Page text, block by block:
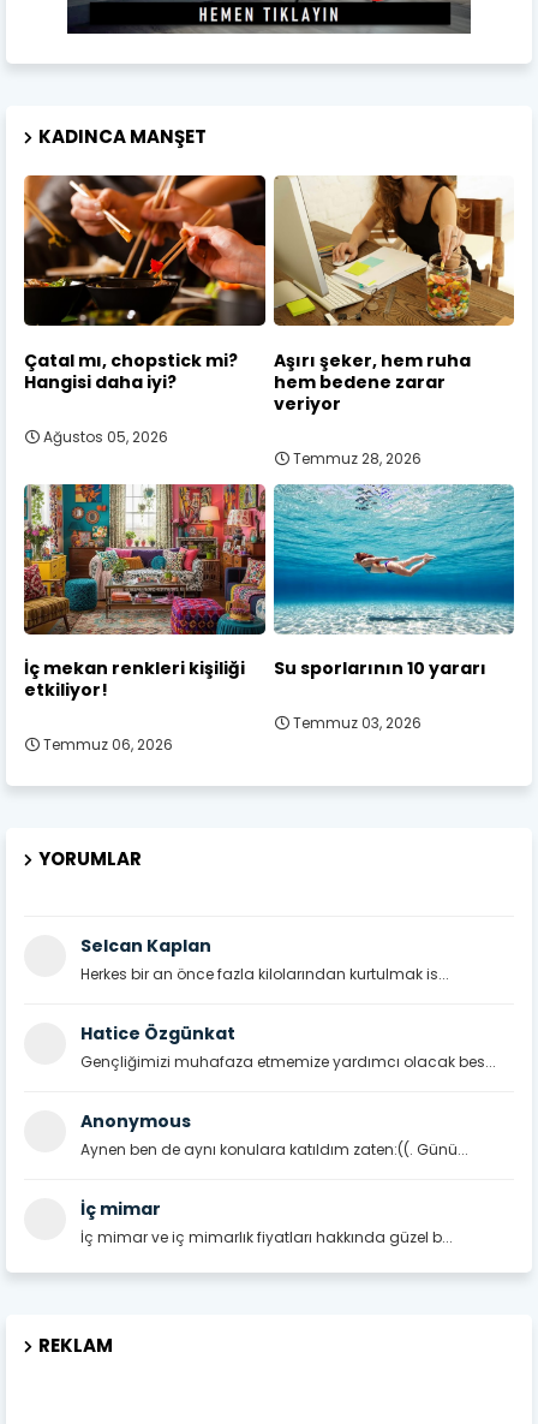
KADINCA MANŞET
Çatal mı, chopstick mi?
Hangisi daha iyi?
Ağustos 05, 2026
Aşırı şeker, hem ruha
hem bedene zarar
veriyor
Temmuz 28, 2026
İç mekan renkleri kişiliği
etkiliyor!
Temmuz 06, 2026
Su sporlarının 10 yararı
Temmuz 03, 2026
YORUMLAR
Selcan Kaplan
Herkes bir an önce fazla kilolarından kurtulmak is...
Hatice Özgünkat
Gençliğimizi muhafaza etmemize yardımcı olacak bes...
Anonymous
Aynen ben de aynı konulara katıldım zaten:((. Günü...
İç mimar
İç mimar ve iç mimarlık fiyatları hakkında güzel b...
REKLAM